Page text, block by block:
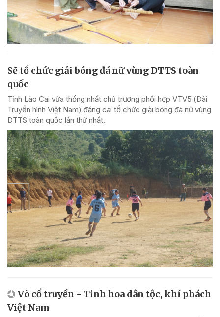
Sẽ tổ chức giải bóng đá nữ vùng DTTS toàn
quốc
Tỉnh Lào Cai vừa thống nhất chủ trương phối hợp VTV5 (Đài
Truyền hình Việt Nam) đăng cai tổ chức giải bóng đá nữ vùng
DTTS toàn quốc lần thứ nhất.
Võ cổ truyền - Tinh hoa dân tộc, khí phách
Việt Nam